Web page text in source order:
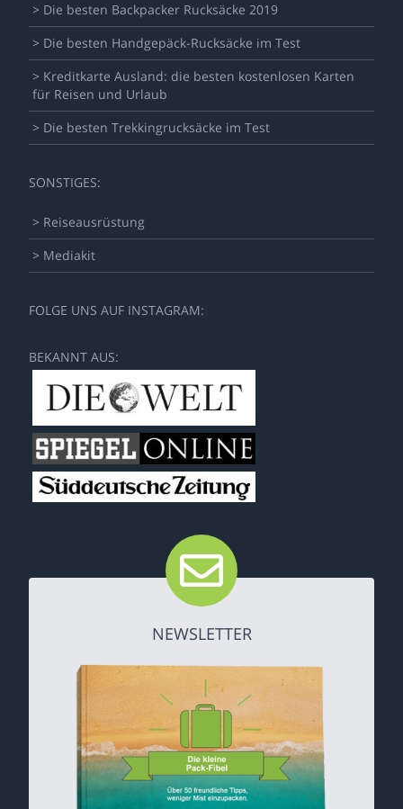
> Die besten Backpacker Rucksäcke 2019
> Die besten Handgepäck-Rucksäcke im Test
> Kreditkarte Ausland: die besten kostenlosen Karten
für Reisen und Urlaub
> Die besten Trekkingrucksäcke im Test
SONSTIGES:
> Reiseausrüstung
> Mediakit
FOLGE UNS AUF INSTAGRAM:
BEKANNT AUS:
NEWSLETTER